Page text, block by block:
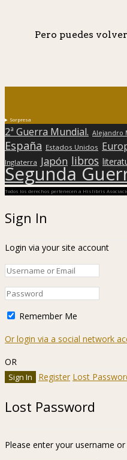
Pero puedes
Sorpresa
2ª Guerra Mundial. Alejandro
España Estados Unidos
Inglaterra Japón libros
Segunda
Todos los derechos pertenecen a Hislibris
Sign In
Login via your site account
Remember Me
Or login via a social network
OR
Register Lost
Lost Password
Please enter your username